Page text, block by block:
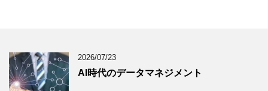
2026/07/23
AI時代のデータマネジメント